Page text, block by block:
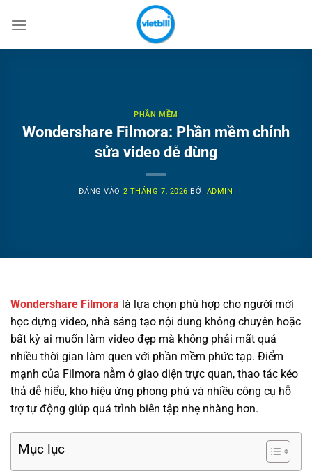
qua
PHẦN MỀM
Wondershare Filmora: Phần mềm chỉnh
sửa video dễ dùng
ĐĂNG VÀO 2 THÁNG 7, 2026 BỞI ADMIN
Wondershare Filmora là lựa chọn phù hợp cho người mới
học dựng video, nhà sáng tạo nội dung không chuyên hoặc
bất kỳ ai muốn làm video đẹp mà không phải mất quá
nhiều thời gian làm quen với phần mềm phức tạp. Điểm
mạnh của Filmora nằm ở giao diện trực quan, thao tác kéo
thả dễ hiểu, kho hiệu ứng phong phú và nhiều công cụ hỗ
trợ tự động giúp quá trình biên tập nhẹ nhàng hơn.
Mục lục